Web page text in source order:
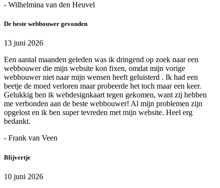
- Wilhelmina van den Heuvel
De beste webbouwer gevonden
13 juni 2026
Een aantal maanden geleden was ik dringend op zoek naar een
webbouwer die mijn website kon fixen, omdat mijn vorige
webbouwer niet naar mijn wensen heeft geluisterd . Ik had een
beetje de moed verloren maar probeerde het toch maar een keer.
Gelukkig ben ik webdesignkaart tegen gekomen, want zij hebben
me verbonden aan de beste webbouwer! Al mijn problemen zijn
opgelost en ik ben super tevreden met mijn website. Heel erg
bedankt.
- Frank van Veen
Blijvertje
10 juni 2026